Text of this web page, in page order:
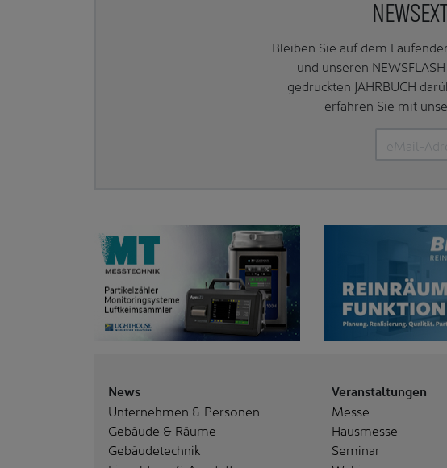
Bleiben Sie auf dem
und unseren
gedruckten JAHRBUCH
erfahren Sie mit
News
Unternehmen & Personen
Gebäude & Räume
Gebäudetechnik
Veranstaltungen
Messe
Hausmesse
Seminar